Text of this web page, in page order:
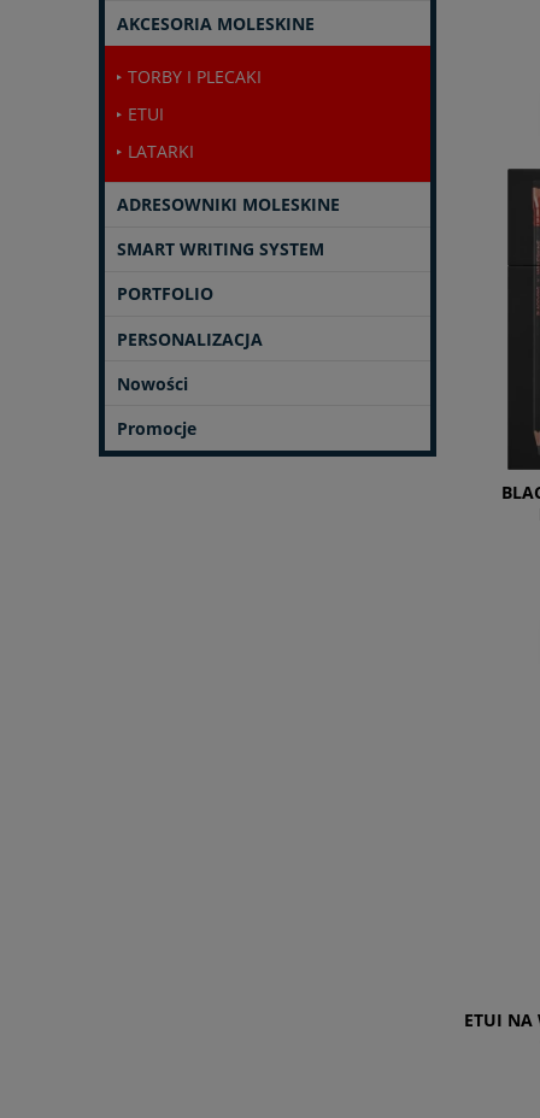
AKCESORIA MOLESKINE
TORBY I PLECAKI
ETUI
LATARKI
ADRESOWNIKI MOLESKINE
SMART WRITING SYSTEM
PORTFOLIO
PERSONALIZACJA
Nowości
Promocje
ETUI NA